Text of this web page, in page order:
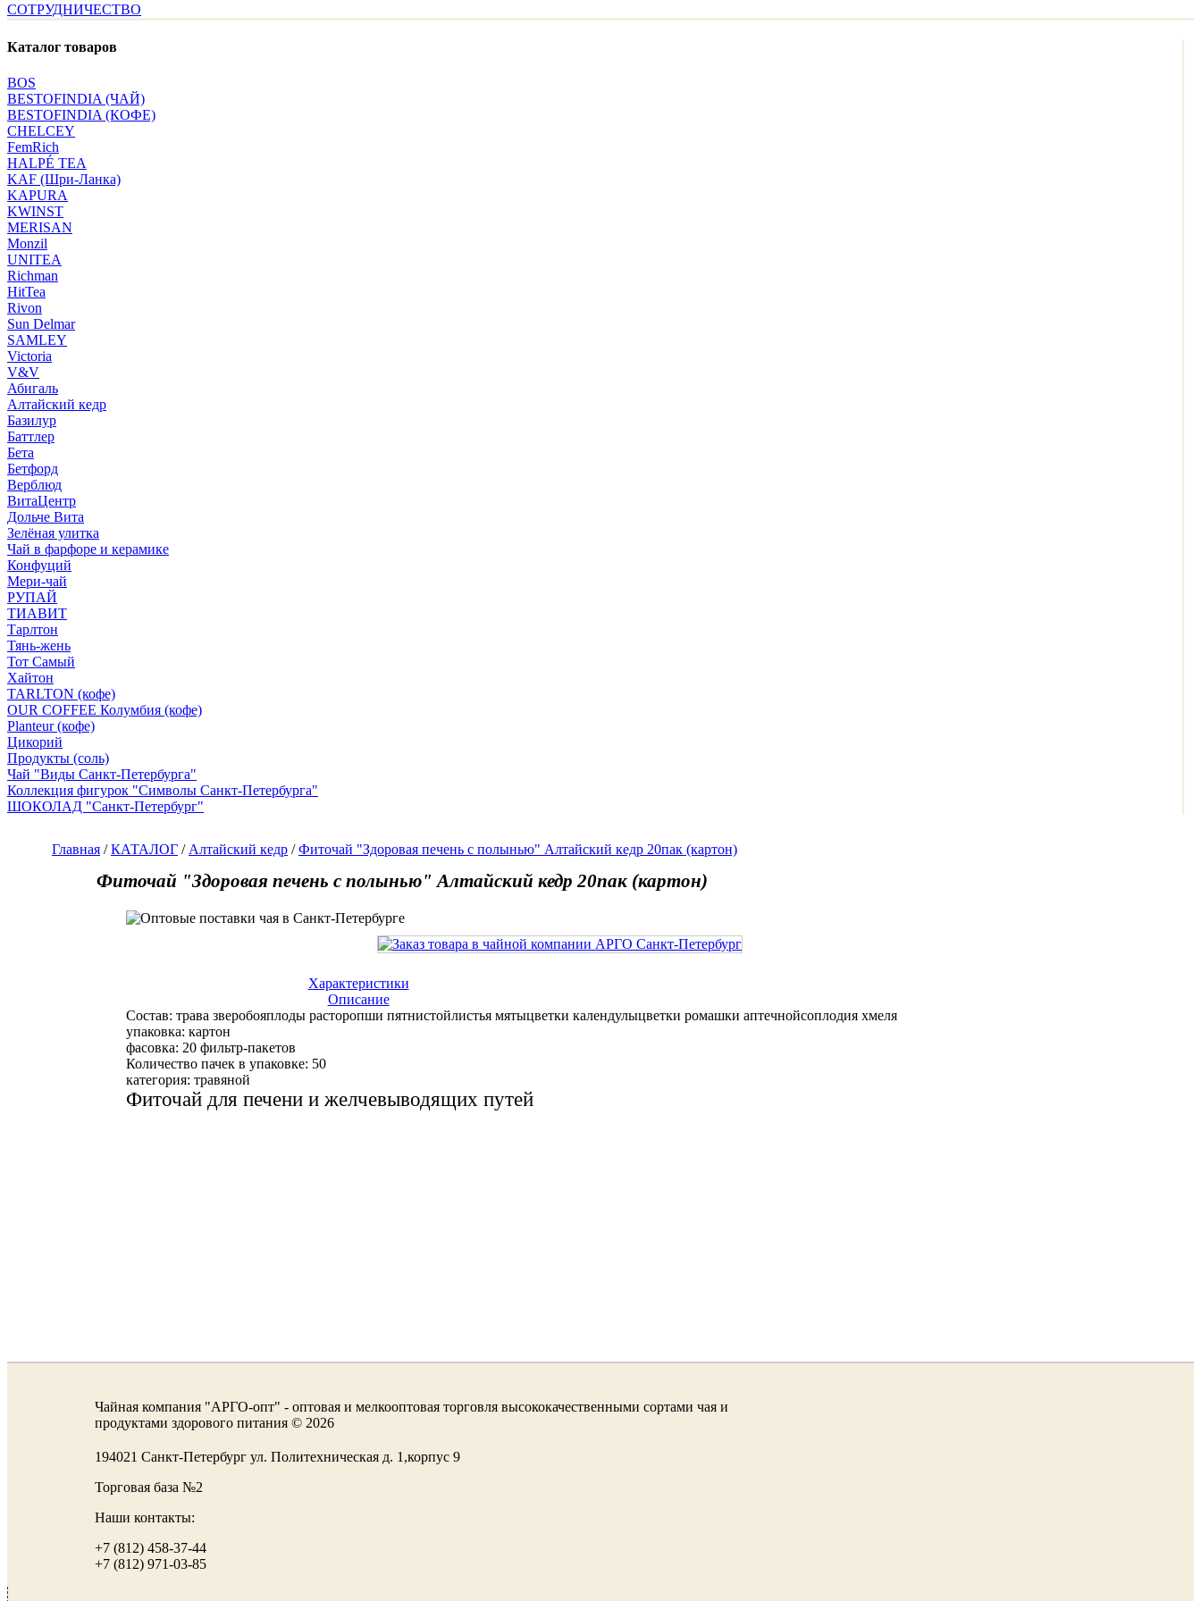
СОТРУДНИЧЕСТВО
Каталог товаров
BOS
BESTOFINDIA (ЧАЙ)
BESTOFINDIA (КОФЕ)
CHELCEY
FemRich
HALPÉ TEA
KAF (Шри-Ланка)
KAPURA
KWINST
MERISAN
Monzil
UNITEA
Richman
HitTea
Rivon
Sun Delmar
SAMLEY
Victoria
V&V
Абигаль
Алтайский кедр
Базилур
Баттлер
Бета
Бетфорд
Верблюд
ВитаЦентр
Дольче Вита
Зелёная улитка
Чай в фарфоре и керамике
Конфуций
Мери-чай
РУПАЙ
ТИАВИТ
Тарлтон
Тянь-жень
Тот Самый
Хайтон
TARLTON (кофе)
OUR COFFEE Колумбия (кофе)
Planteur (кофе)
Цикорий
Продукты (соль)
Чай "Виды Санкт-Петербурга"
Коллекция фигурок "Символы Санкт-Петербурга"
ШОКОЛАД "Санкт-Петербург"
Главная /КАТАЛОГ / Алтайский кедр /Фиточай "Здоровая печень с полынью" Алтайский кедр 20пак (картон)
Фиточай "Здоровая печень с полынью" Алтайский кедр 20пак (картон)
Характеристики
Описание
Состав: трава зверобояплоды расторопши пятнистойлистья мятыцветки календулыцветки ромашки аптечнойсоплодия хмеля
упаковка: картон
фасовка: 20 фильтр-пакетов
Количество пачек в упаковке: 50
категория: травяной
Фиточай для печени и желчевыводящих путей
Чайная компания "АРГО-опт" - оптовая и мелкооптовая торговля высококачественными сортами чая и
продуктами здорового питания © 2026
194021 Санкт-Петербург ул. Политехническая д. 1,корпус 9
Торговая база №2
Наши контакты:
+7 (812) 458-37-44
+7 (812) 971-03-85